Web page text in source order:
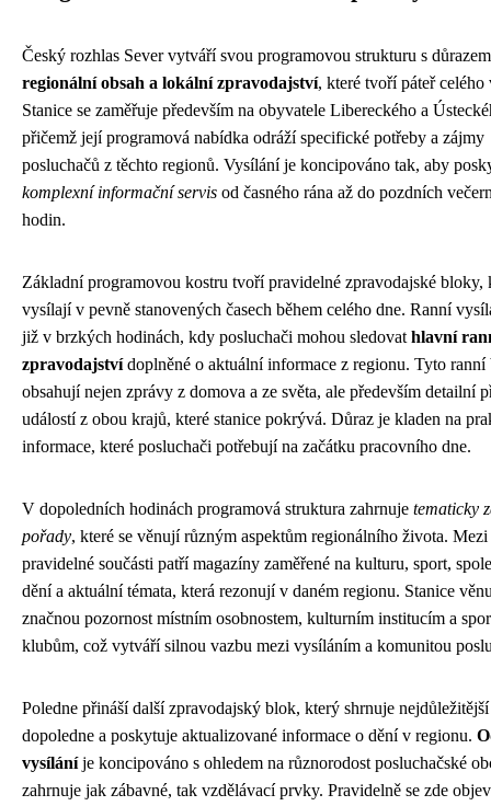
Český rozhlas Sever vytváří svou programovou strukturu s
regionální obsah a lokální zpravodajství, které tvoří páteř celého
Stanice se zaměřuje především na obyvatele Libereckého a
přičemž její programová nabídka odráží specifické potřeby a zájmy
posluchačů z těchto regionů. Vysílání je koncipováno tak, aby
komplexní informační servis od časného rána až do pozdních
hodin.
Základní programovou kostru tvoří pravidelné zpravodajské bloky,
vysílají v pevně stanovených časech během celého dne. Ranní
již v brzkých hodinách, kdy posluchači mohou sledovat hlavní
zpravodajstvídoplněné o aktuální informace z regionu. Tyto
obsahují nejen zprávy z domova a ze světa, ale především detailní
událostí z obou krajů, které stanice pokrývá. Důraz je kladen na
informace, které posluchači potřebují na začátku pracovního dne.
V dopoledních hodinách programová struktura zahrnuje tematicky
pořady, které se věnují různým aspektům regionálního života. Mezi
pravidelné součásti patří magazíny zaměřené na kulturu, sport,
dění a aktuální témata, která rezonují v daném regionu. Stanice
značnou pozornost místním osobnostem, kulturním institucím a
klubům, což vytváří silnou vazbu mezi vysíláním a komunitou
Poledne přináší další zpravodajský blok, který shrnuje
dopoledne a poskytuje aktualizované informace o dění v regionu.
vysíláníje koncipováno s ohledem na různorodost posluchačské
zahrnuje jak zábavné, tak vzdělávací prvky. Pravidelně se zde